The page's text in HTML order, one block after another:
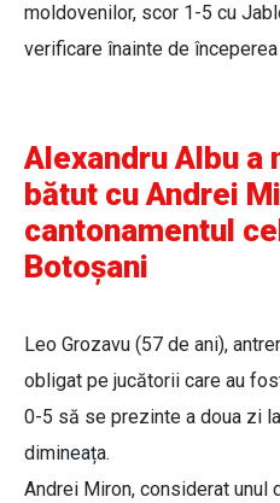
moldovenilor, scor 1-5 cu
verificare înainte de
Alexandru Albu a
bătut cu Andrei
cantonamentul
Botoșani
Leo Grozavu (57 de ani),
obligat pe jucătorii care au
0-5 să se prezinte a doua zi
dimineața.
Andrei Miron, considerat unul